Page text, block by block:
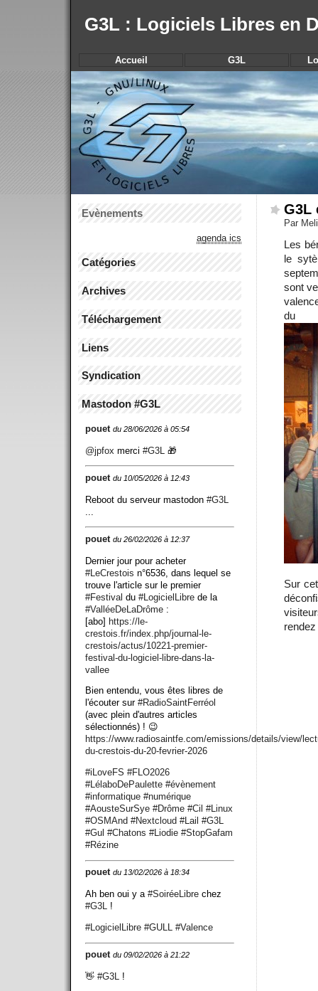
G3L : Logiciels Libres en
G3L
Par
Les
le
sont
du
Sur
Accueil G3L
Evènements
agenda ics
Catégories
Archives
Téléchargement
Liens
Syndication
Mastodon #G3L
pouet du 28/06/2026 à 05:54
@jpfox merci #G3L 🎁
pouet du 10/05/2026 à 12:43
Reboot du serveur mastodon #G3L
pouet du 26/02/2026 à 12:37
Dernier jour pour acheter
#LeCrestois n°6536, dans lequel se
trouve l'article sur le premier
#Festival du #LogicielLibre de la
#ValléeDeLaDrôme :
[abo] https://le-
crestois.fr/index.php/journal-le-
crestois/actus/10221-premier-
festival-du-logiciel-libre-dans-la-
vallee
Bien entendu, vous êtes libres de
l'écouter sur #RadioSaintFerréol
(avec plein d'autres articles
sélectionnés) ! 😉
https://www.radiosaintfe.com/emissions/details/view/
du-crestois-du-20-fevrier-2026
#iLoveFS #FLO2026
#LélaboDePaulette #évènement
#informatique #numérique
#AousteSurSye #Drôme #Cil #Linux
#OSMAnd #Nextcloud #Lail #G3L
#Gul #Chatons #Liodie #StopGafam
#Rézine
pouet du 13/02/2026 à 18:34
Ah ben oui y a #SoiréeLibre chez
#G3L !
#LogicielLibre #GULL #Valence
pouet du 09/02/2026 à 21:22
👋 #G3L
!